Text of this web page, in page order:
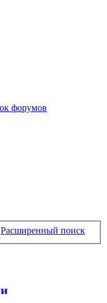
форумов
Расширенный поиск